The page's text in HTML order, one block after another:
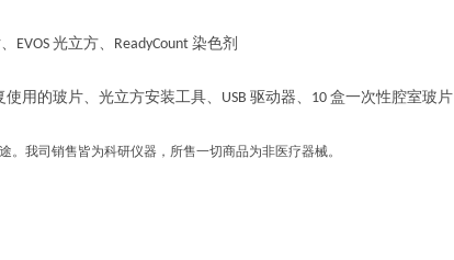
EVOS 光立方、 ReadyCount 染色剂
用的玻片、光立方安装工具、 USB 驱动器、 10 盒一次性腔室玻片
我司销售皆为科研仪器，所售一切商品为非医疗器械。